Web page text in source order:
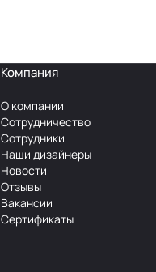
Компания
О компании
Сотрудничество
Сотрудники
Наши дизайнеры
Новости
Отзывы
Вакансии
Сертификаты